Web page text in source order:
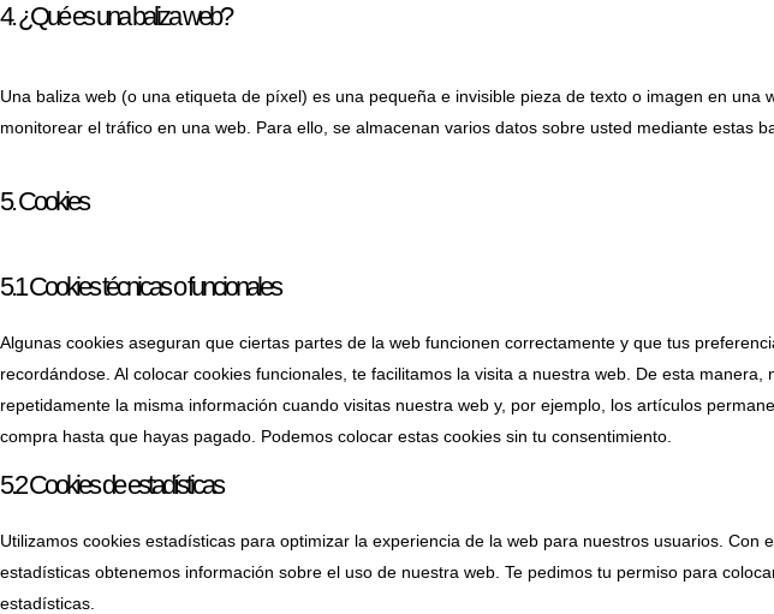
4. ¿Qué es una baliza web?
Una baliza web (o una etiqueta de píxel) es una pequeña e invisible pieza de texto o imagen en una
monitorear el tráfico en una web. Para ello, se almacenan varios datos sobre usted mediante estas
5. Cookies
5.1 Cookies técnicas o funcionales
Algunas cookies aseguran que ciertas partes de la web funcionen correctamente y que tus
recordándose. Al colocar cookies funcionales, te facilitamos la visita a nuestra web. De esta manera,
repetidamente la misma información cuando visitas nuestra web y, por ejemplo, los artículos
compra hasta que hayas pagado. Podemos colocar estas cookies sin tu consentimiento.
5.2 Cookies de estadísticas
Utilizamos cookies estadísticas para optimizar la experiencia de la web para nuestros usuarios. Con
estadísticas obtenemos información sobre el uso de nuestra web. Te pedimos tu permiso para
estadísticas.